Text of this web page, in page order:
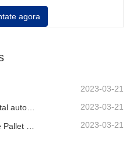
alongamento força pode ser
topo placa para pressionar
agora
2023-03-21
Sistema de envolvimento orbital automático envolve 6 lados no material 2023-03-21
2023-03-21